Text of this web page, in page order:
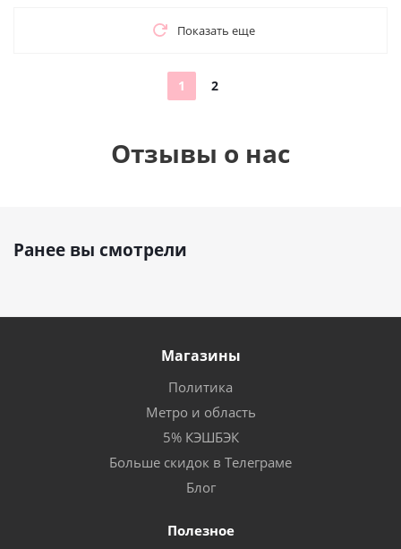
Показать еще
1 2
Отзывы о нас
Ранее вы смотрели
Магазины
Политика
Метро и область
5% КЭШБЭК
Больше скидок в Телеграме
Блог
Полезное